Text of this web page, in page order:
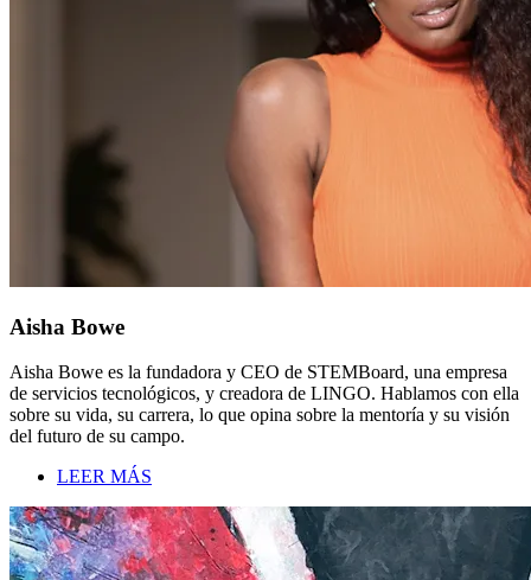
Aisha Bowe
Aisha Bowe es la fundadora y CEO de STEMBoard, una empresa
de servicios tecnológicos, y creadora de LINGO. Hablamos con ella
sobre su vida, su carrera, lo que opina sobre la mentoría y su visión
del futuro de su campo.
LEER MÁS